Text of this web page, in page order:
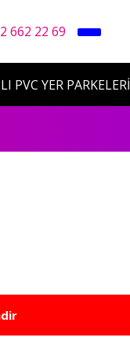
662 22 69
PVC YER PARKELERİ